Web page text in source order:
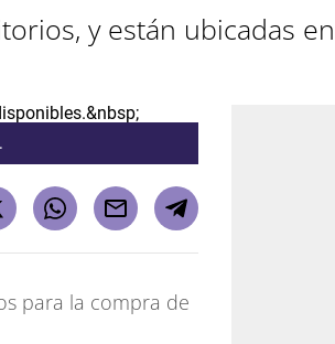
y están ubicadas
para la compra de